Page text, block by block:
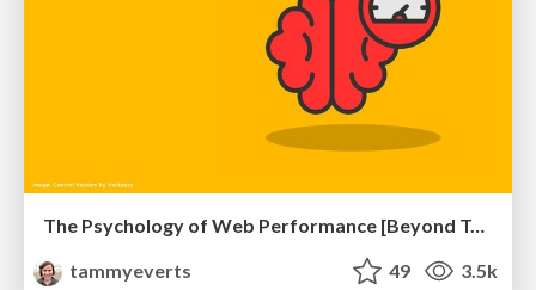
The Psychology of Web Performance [Beyond Tellerrand 2023]
tammyeverts
49 3.5k